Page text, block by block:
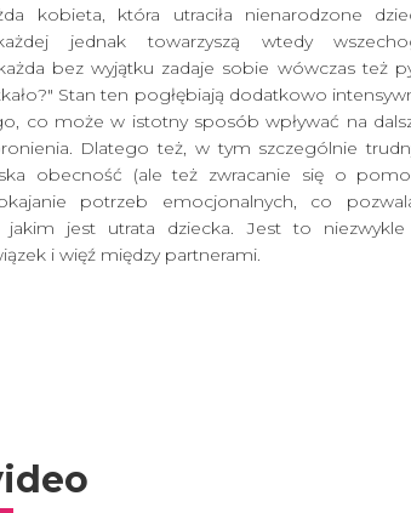
kobieta, która utraciła nienarodzone
jednak towarzyszą wtedy
bez wyjątku zadaje sobie wówczas też
Stan ten pogłębiają dodatkowo
co może w istotny sposób wpływać na
Dlatego też, w tym szczególnie
obecność (ale też zwracanie się o
potrzeb emocjonalnych, co
jakim jest utrata dziecka. Jest to
i więź między partnerami.